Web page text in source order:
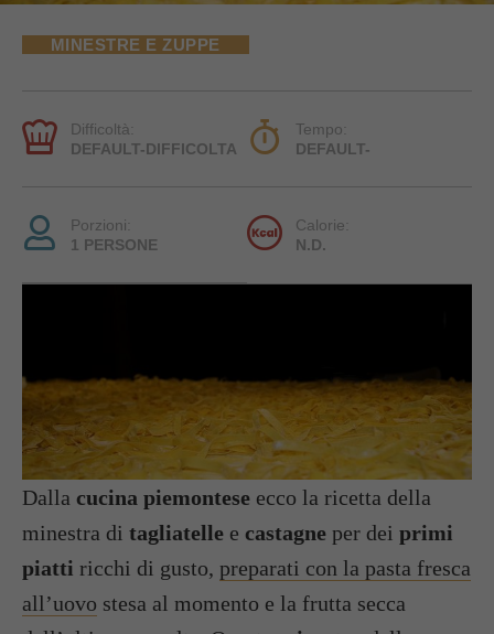
MINESTRE E ZUPPE
Difficoltà:
DEFAULT-DIFFICOLTA
Tempo:
DEFAULT-
Porzioni:
1 PERSONE
Calorie:
N.D.
Dalla cucina piemontese ecco la ricetta della
minestra di tagliatelle e castagne per dei primi
piatti ricchi di gusto, preparati con la pasta fresca
all’uovo stesa al momento e la frutta secca